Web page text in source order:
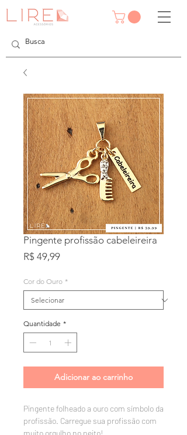
Pingente profissão cabeleireira
R$ 49,99Preço
Cor do Ouro *
Quantidade *
Adicionar ao carrinho
Pingente folheado a ouro com símbolo da
profissão. Carregue sua profissão com
muito orgulho no peito!